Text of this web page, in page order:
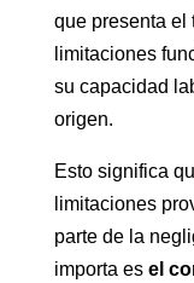
que presenta el
limitaciones
su capacidad
origen.
Esto significa
limitaciones
parte de la
importa es el